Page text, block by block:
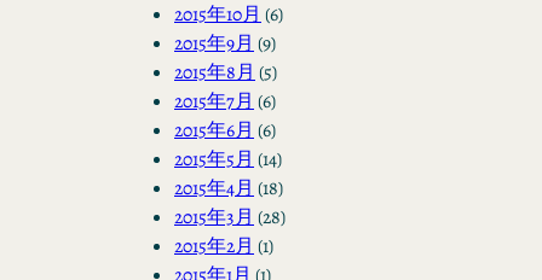
2015年10月 (6)
2015年9月 (9)
2015年8月 (5)
2015年7月 (6)
2015年6月 (6)
2015年5月 (14)
2015年4月 (18)
2015年3月 (28)
2015年2月 (1)